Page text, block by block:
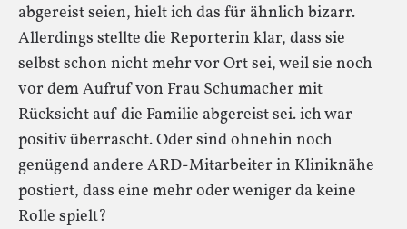
abgereist seien, hielt ich das für ähnlich bizarr.
Allerdings stellte die Reporterin klar, dass sie
selbst schon nicht mehr vor Ort sei, weil sie noch
vor dem Aufruf von Frau Schumacher mit
Rücksicht auf die Familie abgereist sei. ich war
positiv überrascht. Oder sind ohnehin noch
genügend andere ARD-Mitarbeiter in Kliniknähe
postiert, dass eine mehr oder weniger da keine
Rolle spielt?